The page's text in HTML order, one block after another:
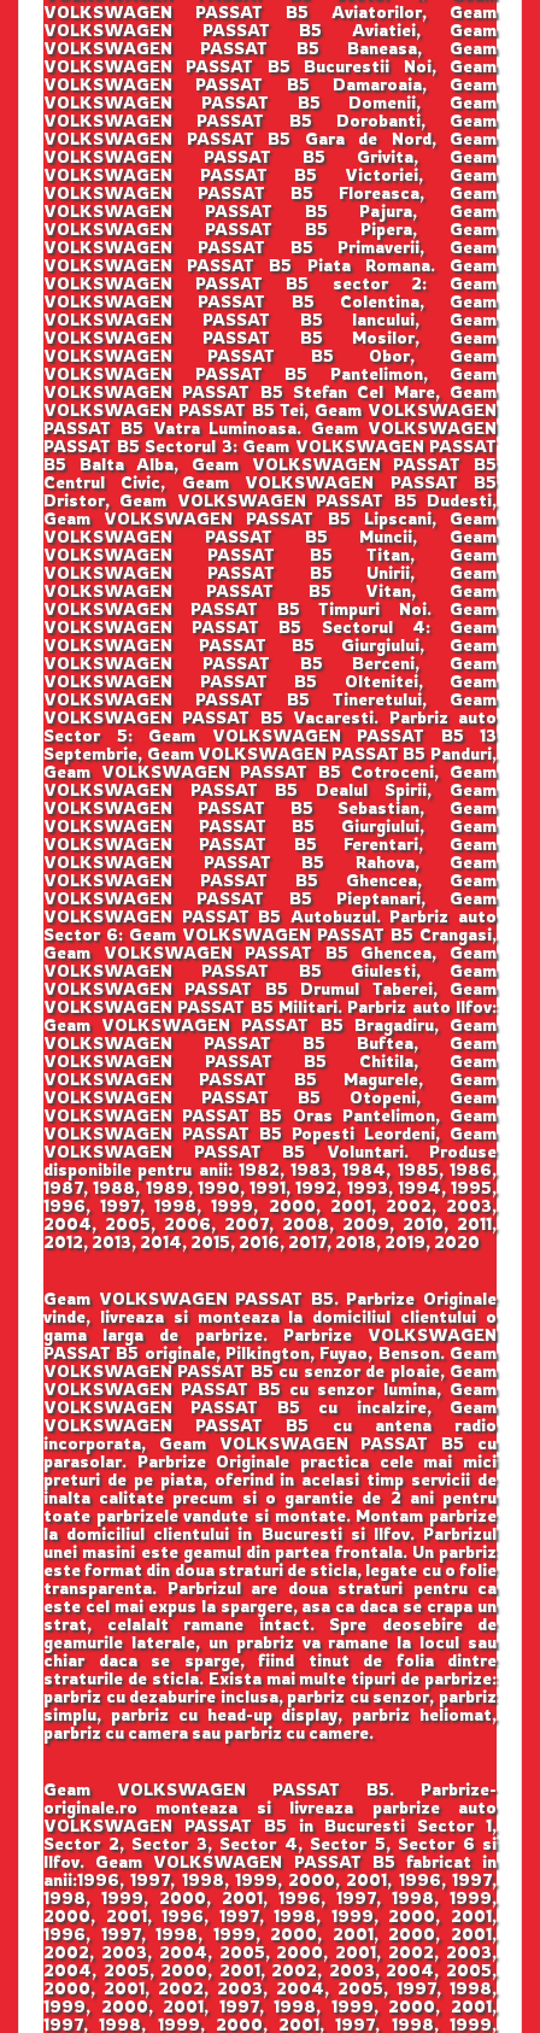
VOLKSWAGEN PASSAT B5 Aviatorilor, Geam
VOLKSWAGEN PASSAT B5 Aviatiei, Geam
VOLKSWAGEN PASSAT B5 Baneasa, Geam
VOLKSWAGEN PASSAT B5 Bucurestii Noi, Geam
VOLKSWAGEN PASSAT B5 Damaroaia, Geam
VOLKSWAGEN PASSAT B5 Domenii, Geam
VOLKSWAGEN PASSAT B5 Dorobanti, Geam
VOLKSWAGEN PASSAT B5 Gara de Nord, Geam
VOLKSWAGEN PASSAT B5 Grivita, Geam
VOLKSWAGEN PASSAT B5 Victoriei, Geam
VOLKSWAGEN PASSAT B5 Floreasca, Geam
VOLKSWAGEN PASSAT B5 Pajura, Geam
VOLKSWAGEN PASSAT B5 Pipera, Geam
VOLKSWAGEN PASSAT B5 Primaverii, Geam
VOLKSWAGEN PASSAT B5 Piata Romana. Geam
VOLKSWAGEN PASSAT B5 sector 2: Geam
VOLKSWAGEN PASSAT B5 Colentina, Geam
VOLKSWAGEN PASSAT B5 Iancului, Geam
VOLKSWAGEN PASSAT B5 Mosilor, Geam
VOLKSWAGEN PASSAT B5 Obor, Geam
VOLKSWAGEN PASSAT B5 Pantelimon, Geam
VOLKSWAGEN PASSAT B5 Stefan Cel Mare, Geam
VOLKSWAGEN PASSAT B5 Tei, Geam VOLKSWAGEN
PASSAT B5 Vatra Luminoasa. Geam VOLKSWAGEN
PASSAT B5 Sectorul 3: Geam VOLKSWAGEN PASSAT
B5 Balta Alba, Geam VOLKSWAGEN PASSAT B5
Centrul Civic, Geam VOLKSWAGEN PASSAT B5
Dristor, Geam VOLKSWAGEN PASSAT B5 Dudesti,
Geam VOLKSWAGEN PASSAT B5 Lipscani, Geam
VOLKSWAGEN PASSAT B5 Muncii, Geam
VOLKSWAGEN PASSAT B5 Titan, Geam
VOLKSWAGEN PASSAT B5 Unirii, Geam
VOLKSWAGEN PASSAT B5 Vitan, Geam
VOLKSWAGEN PASSAT B5 Timpuri Noi. Geam
VOLKSWAGEN PASSAT B5 Sectorul 4: Geam
VOLKSWAGEN PASSAT B5 Giurgiului, Geam
VOLKSWAGEN PASSAT B5 Berceni, Geam
VOLKSWAGEN PASSAT B5 Oltenitei, Geam
VOLKSWAGEN PASSAT B5 Tineretului, Geam
VOLKSWAGEN PASSAT B5 Vacaresti. Parbriz auto
Sector 5: Geam VOLKSWAGEN PASSAT B5 13
Septembrie, Geam VOLKSWAGEN PASSAT B5 Panduri,
Geam VOLKSWAGEN PASSAT B5 Cotroceni, Geam
VOLKSWAGEN PASSAT B5 Dealul Spirii, Geam
VOLKSWAGEN PASSAT B5 Sebastian, Geam
VOLKSWAGEN PASSAT B5 Giurgiului, Geam
VOLKSWAGEN PASSAT B5 Ferentari, Geam
VOLKSWAGEN PASSAT B5 Rahova, Geam
VOLKSWAGEN PASSAT B5 Ghencea, Geam
VOLKSWAGEN PASSAT B5 Pieptanari, Geam
VOLKSWAGEN PASSAT B5 Autobuzul. Parbriz auto
Sector 6: Geam VOLKSWAGEN PASSAT B5 Crangasi,
Geam VOLKSWAGEN PASSAT B5 Ghencea, Geam
VOLKSWAGEN PASSAT B5 Giulesti, Geam
VOLKSWAGEN PASSAT B5 Drumul Taberei, Geam
VOLKSWAGEN PASSAT B5 Militari. Parbriz auto Ilfov:
Geam VOLKSWAGEN PASSAT B5 Bragadiru, Geam
VOLKSWAGEN PASSAT B5 Buftea, Geam
VOLKSWAGEN PASSAT B5 Chitila, Geam
VOLKSWAGEN PASSAT B5 Magurele, Geam
VOLKSWAGEN PASSAT B5 Otopeni, Geam
VOLKSWAGEN PASSAT B5 Oras Pantelimon, Geam
VOLKSWAGEN PASSAT B5 Popesti Leordeni, Geam
VOLKSWAGEN PASSAT B5 Voluntari. Produse
disponibile pentru anii: 1982, 1983, 1984, 1985, 1986,
1987, 1988, 1989, 1990, 1991, 1992, 1993, 1994, 1995,
1996, 1997, 1998, 1999, 2000, 2001, 2002, 2003,
2004, 2005, 2006, 2007, 2008, 2009, 2010, 2011,
2012, 2013, 2014, 2015, 2016, 2017, 2018, 2019, 2020
Geam VOLKSWAGEN PASSAT B5. Parbrize Originale
vinde, livreaza si monteaza la domiciliul clientului o
gama larga de parbrize. Parbrize VOLKSWAGEN
PASSAT B5 originale, Pilkington, Fuyao, Benson. Geam
VOLKSWAGEN PASSAT B5 cu senzor de ploaie, Geam
VOLKSWAGEN PASSAT B5 cu senzor lumina, Geam
VOLKSWAGEN PASSAT B5 cu incalzire, Geam
VOLKSWAGEN PASSAT B5 cu antena radio
incorporata, Geam VOLKSWAGEN PASSAT B5 cu
parasolar. Parbrize Originale practica cele mai mici
preturi de pe piata, oferind in acelasi timp servicii de
inalta calitate precum si o garantie de 2 ani pentru
toate parbrizele vandute si montate. Montam parbrize
la domiciliul clientului in Bucuresti si Ilfov. Parbrizul
unei masini este geamul din partea frontala. Un parbriz
este format din doua straturi de sticla, legate cu o folie
transparenta. Parbrizul are doua straturi pentru ca
este cel mai expus la spargere, asa ca daca se crapa un
strat, celalalt ramane intact. Spre deosebire de
geamurile laterale, un prabriz va ramane la locul sau
chiar daca se sparge, fiind tinut de folia dintre
straturile de sticla. Exista mai multe tipuri de parbrize:
parbriz cu dezaburire inclusa, parbriz cu senzor, parbriz
simplu, parbriz cu head-up display, parbriz heliomat,
parbriz cu camera sau parbriz cu camere.
Geam VOLKSWAGEN PASSAT B5. Parbrize-
originale.ro monteaza si livreaza parbrize auto
VOLKSWAGEN PASSAT B5 in Bucuresti Sector 1,
Sector 2, Sector 3, Sector 4, Sector 5, Sector 6 si
Ilfov. Geam VOLKSWAGEN PASSAT B5 fabricat in
anii:1996, 1997, 1998, 1999, 2000, 2001, 1996, 1997,
1998, 1999, 2000, 2001, 1996, 1997, 1998, 1999,
2000, 2001, 1996, 1997, 1998, 1999, 2000, 2001,
1996, 1997, 1998, 1999, 2000, 2001, 2000, 2001,
2002, 2003, 2004, 2005, 2000, 2001, 2002, 2003,
2004, 2005, 2000, 2001, 2002, 2003, 2004, 2005,
2000, 2001, 2002, 2003, 2004, 2005, 1997, 1998,
1999, 2000, 2001, 1997, 1998, 1999, 2000, 2001,
1997, 1998, 1999, 2000, 2001, 1997, 1998, 1999,